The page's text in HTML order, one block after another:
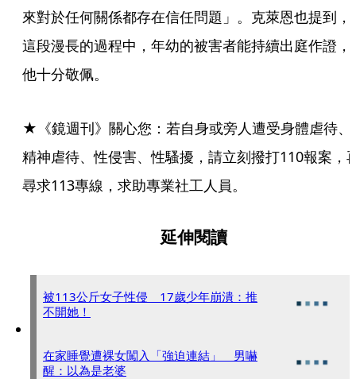
來對於任何關係都存在信任問題」。克萊恩也提到，
這段漫長的過程中，年幼的被害者能持續出庭作證，
他十分敬佩。
★《鏡週刊》關心您：若自身或旁人遭受身體虐待、
精神虐待、性侵害、性騷擾，請立刻撥打110報案，
尋求113專線，求助專業社工人員。
延伸閱讀
被113公斤女子性侵 17歲少年崩潰：推
不開她！
在家睡覺遭裸女闖入「強迫連結」 男嚇
醒：以為是老婆